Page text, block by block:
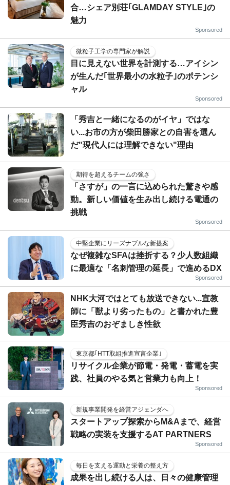
合…シェア別荘｢GLAMDAY STYLE｣の
魅力
Sponsored
微粒子工学の専門家が解説
目に見えない世界を計測する…アイシン
が生んだ｢世界最小の水粒子｣のポテンシ
ャル
Sponsored
「秀吉と一緒になるのがイヤ」ではな
い...お市の方が柴田勝家との自害を選ん
だ"現代人には理解できない"理由
期待を超えるチームの強さ
「さすが」の一言に込められた驚きや感
動。新しい価値を生み出し続ける電通の
挑戦
Sponsored
中堅企業にリーズナブルな新提案
なぜ複雑なSFAは挫折する？少人数組織
に最適な「名刺管理の延長」で進めるDX
Sponsored
NHK大河ではとても放送できない...宣教
師に「獣より劣ったもの」と書かれた豊
臣秀吉のおぞましき性欲
東京都｢HTT取組推進宣言企業｣
リサイクル企業が節電・発電・蓄電を実
践、社員のやる気と営業力も向上！
Sponsored
新規事業開発を経営アジェンダへ
スタートアップ探索からM&Aまで、経営
戦略の実装を支援するAT PARTNERS
Sponsored
毎日を支える運動と栄養の整え方
成果を出し続ける人は、日々の健康管理